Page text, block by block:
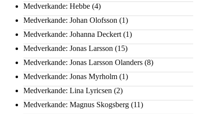
Medverkande: Hebbe (4)
Medverkande: Johan Olofsson (1)
Medverkande: Johanna Deckert (1)
Medverkande: Jonas Larsson (15)
Medverkande: Jonas Larsson Olanders (8)
Medverkande: Jonas Myrholm (1)
Medverkande: Lina Lyricsen (2)
Medverkande: Magnus Skogsberg (11)